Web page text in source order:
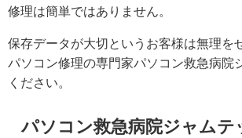
修理は簡単ではありません。
保存データが大切というお客様は無理を
パソコン修理の専門家パソコン救急病院
ください。
パソコン救急病院ジャムテ